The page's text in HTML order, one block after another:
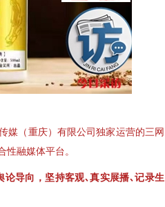
媒（重庆）有限公司独家运营的三网
性融媒体平台。
导向，坚持客观､真实展播､记录生